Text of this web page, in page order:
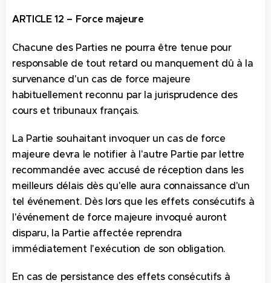
ARTICLE 12 – Force majeure
Chacune des Parties ne pourra être tenue pour
responsable de tout retard ou manquement dû à la
survenance d'un cas de force majeure
habituellement reconnu par la jurisprudence des
cours et tribunaux français.
La Partie souhaitant invoquer un cas de force
majeure devra le notifier à l'autre Partie par lettre
recommandée avec accusé de réception dans les
meilleurs délais dès qu'elle aura connaissance d'un
tel événement. Dès lors que les effets consécutifs à
l'événement de force majeure invoqué auront
disparu, la Partie affectée reprendra
immédiatement l'exécution de son obligation.
En cas de persistance des effets consécutifs à